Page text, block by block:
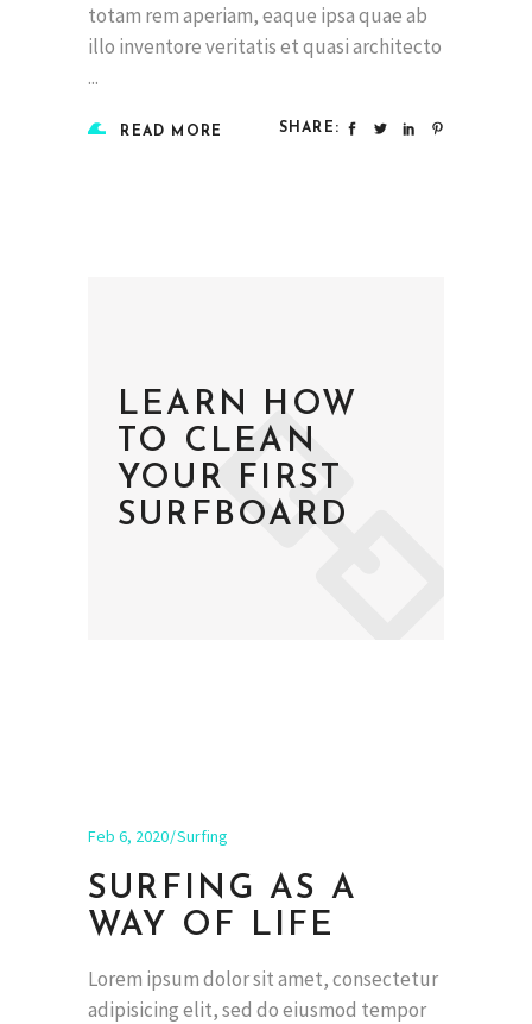
totam rem aperiam, eaque ipsa quae ab
illo inventore veritatis et quasi architecto
READ MORE SHARE:
LEARN HOW
TO CLEAN
YOUR FIRST
SURFBOARD
Feb 6, 2020 Surfing
SURFING AS A
WAY OF LIFE
Lorem ipsum dolor sit amet, consectetur
adipisicing elit, sed do eiusmod tempor